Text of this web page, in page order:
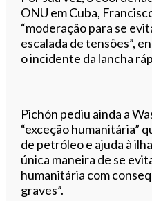
ONU em Cuba,
“moderação para se
escalada de tensões”,
o incidente da lancha
Pichón pediu ainda a
“exceção humanitária”
de petróleo e ajuda à
única maneira de se
humanitária com
graves”.